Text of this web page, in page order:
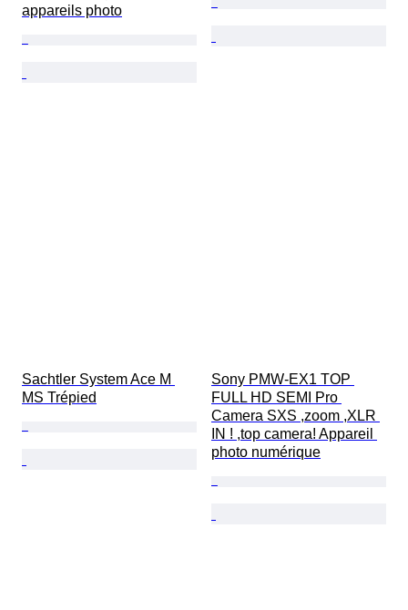
appareils photo
Sachtler System Ace M
MS Trépied
Sony PMW-EX1 TOP
FULL HD SEMI Pro
Camera SXS ,zoom ,XLR
IN ! ,top camera! Appareil
photo numérique